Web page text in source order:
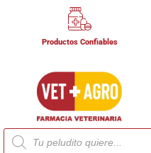
Productos Confiables